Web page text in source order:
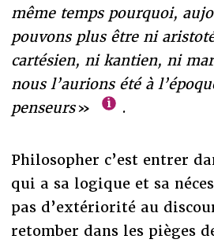
même temps pourquoi,
pouvons plus être ni
cartésien, ni kantien, ni
nous l’aurions été à
penseurs» .
Philosopher c’est entrer
qui a sa logique et sa
pas d’extériorité au
retomber dans les pièges